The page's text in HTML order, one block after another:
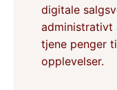
digitale
administrativt
tjene penger
opplevelser.